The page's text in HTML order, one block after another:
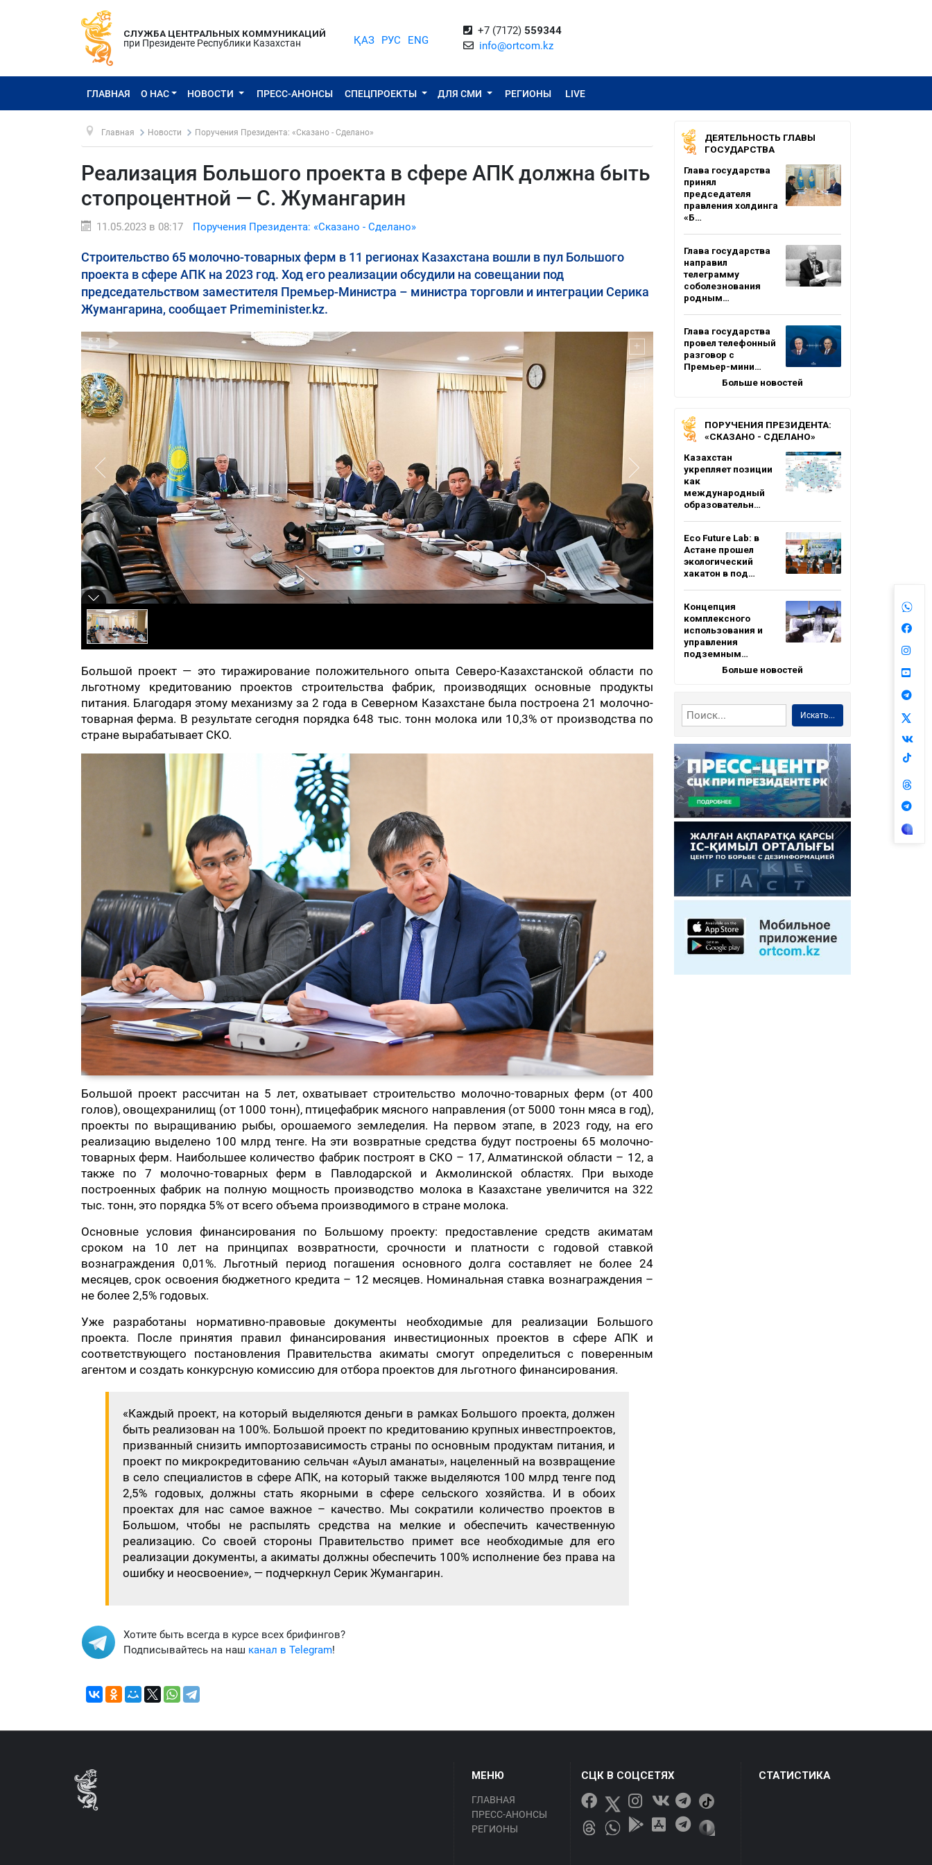
СЛУЖБА ЦЕНТРАЛЬНЫХ КОММУНИКАЦИЙ
при Президенте Республики Казахстан
ҚАЗ РУС ENG
+7 (7172) 559344
info@ortcom.kz
ГЛАВНАЯ О НАС НОВОСТИ ПРЕСС-АНОНСЫ СПЕЦПРОЕКТЫ ДЛЯ СМИ РЕГИОНЫ LIVE
Главная Новости Поручения Президента: «Сказано - Сделано»
Реализация Большого проекта в сфере АПК должна быть
стопроцентной — С. Жумангарин
11.05.2023 в 08:17 Поручения Президента: «Сказано - Сделано»
Строительство 65 молочно-товарных ферм в 11 регионах Казахстана вошли в пул Большого
проекта в сфере АПК на 2023 год. Ход его реализации обсудили на совещании под
председательством заместителя Премьер-Министра – министра торговли и интеграции Серика
Жумангарина, сообщает Primeminister.kz.
Большой проект — это тиражирование положительного опыта Северо-Казахстанской области по
льготному кредитованию проектов строительства фабрик, производящих основные продукты
питания. Благодаря этому механизму за 2 года в Северном Казахстане была построена 21 молочно-
товарная ферма. В результате сегодня порядка 648 тыс. тонн молока или 10,3% от производства по
стране вырабатывает СКО.
Большой проект рассчитан на 5 лет, охватывает строительство молочно-товарных ферм (от 400
голов), овощехранилищ (от 1000 тонн), птицефабрик мясного направления (от 5000 тонн мяса в год),
проекты по выращиванию рыбы, орошаемого земледелия. На первом этапе, в 2023 году, на его
реализацию выделено 100 млрд тенге. На эти возвратные средства будут построены 65 молочно-
товарных ферм. Наибольшее количество фабрик построят в СКО – 17, Алматинской области – 12, а
также по 7 молочно-товарных ферм в Павлодарской и Акмолинской областях. При выходе
построенных фабрик на полную мощность производство молока в Казахстане увеличится на 322
тыс. тонн, это порядка 5% от всего объема производимого в стране молока.
Основные условия финансирования по Большому проекту: предоставление средств акиматам
сроком на 10 лет на принципах возвратности, срочности и платности с годовой ставкой
вознаграждения 0,01%. Льготный период погашения основного долга составляет не более 24
месяцев, срок освоения бюджетного кредита – 12 месяцев. Номинальная ставка вознаграждения –
не более 2,5% годовых.
Уже разработаны нормативно-правовые документы необходимые для реализации Большого
проекта. После принятия правил финансирования инвестиционных проектов в сфере АПК и
соответствующего постановления Правительства акиматы смогут определиться с поверенным
агентом и создать конкурсную комиссию для отбора проектов для льготного финансирования.
«Каждый проект, на который выделяются деньги в рамках Большого проекта, должен
быть реализован на 100%. Большой проект по кредитованию крупных инвестпроектов,
призванный снизить импортозависимость страны по основным продуктам питания, и
проект по микрокредитованию сельчан «Ауыл аманаты», нацеленный на возвращение
в село специалистов в сфере АПК, на который также выделяются 100 млрд тенге под
2,5% годовых, должны стать якорными в сфере сельского хозяйства. И в обоих
проектах для нас самое важное – качество. Мы сократили количество проектов в
Большом, чтобы не распылять средства на мелкие и обеспечить качественную
реализацию. Со своей стороны Правительство примет все необходимые для его
реализации документы, а акиматы должны обеспечить 100% исполнение без права на
ошибку и неосвоение», — подчеркнул Серик Жумангарин.
Хотите быть всегда в курсе всех брифингов?
Подписывайтесь на наш канал в Telegram!
ДЕЯТЕЛЬНОСТЬ ГЛАВЫ
ГОСУДАРСТВА
Глава государства
принял
председателя
правления холдинга
«Б…
Глава государства
направил
телеграмму
соболезнования
родным…
Глава государства
провел телефонный
разговор с
Премьер-мини…
Больше новостей
ПОРУЧЕНИЯ ПРЕЗИДЕНТА:
«СКАЗАНО - СДЕЛАНО»
Казахстан
укрепляет позиции
как
международный
образовательн…
Eco Future Lab: в
Астане прошел
экологический
хакатон в под…
Концепция
комплексного
использования и
управления
подземным…
Больше новостей
Искать...
МЕНЮ
ГЛАВНАЯ
ПРЕСС-АНОНСЫ
РЕГИОНЫ
СЦК В СОЦСЕТЯХ СТАТИСТИКА